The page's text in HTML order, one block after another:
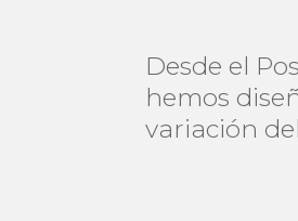
Desde el
hemos
variación